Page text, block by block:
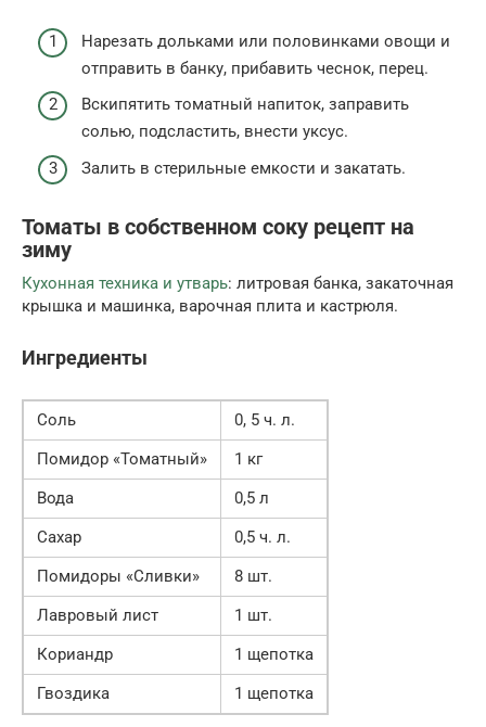
Нарезать дольками или половинками овощи и
отправить в банку, прибавить чеснок, перец.
Вскипятить томатный напиток, заправить
солью, подсластить, внести уксус.
Залить в стерильные емкости и закатать.
Томаты в собственном соку рецепт на
зиму
Кухонная техника и утварь: литровая банка, закаточная
крышка и машинка, варочная плита и кастрюля.
Ингредиенты
Соль
0, 5 ч. л.
Помидор «Томатный»
1 кг
Вода
0,5 л
Сахар
0,5 ч. л.
Помидоры «Сливки»
8 шт.
Лавровый лист
1 шт.
Кориандр
1 щепотка
Гвоздика
1 щепотка